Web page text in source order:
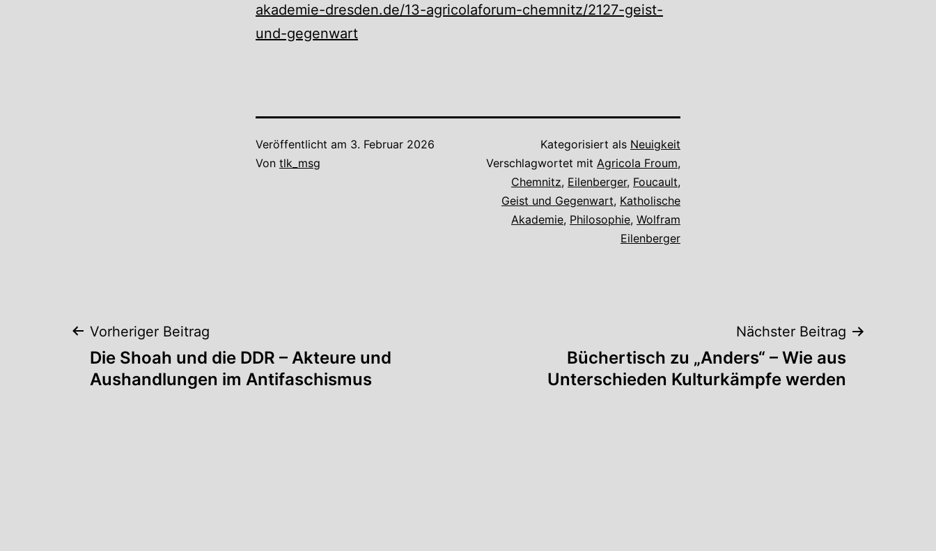
akademie-dresden.de/13-agricolaforum-chemnitz/2127-geist-
und-gegenwart
Veröffentlicht am 3. Februar 2026
Von tlk_msg
Kategorisiert als Neuigkeit
Verschlagwortet mit Agricola Froum,
Chemnitz, Eilenberger, Foucault,
Geist und Gegenwart, Katholische
Akademie, Philosophie, Wolfram
Eilenberger
Beitragsnavigation
Vorheriger Beitrag
Die Shoah und die DDR – Akteure und
Aushandlungen im Antifaschismus
Nächster Beitrag
Büchertisch zu „Anders“ – Wie aus
Unterschieden Kulturkämpfe werden